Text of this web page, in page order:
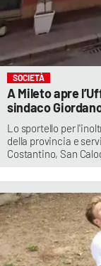
SOCIETÀ
A Mileto apre
sindaco
Lo sportello per
della provincia e
Costantino, San